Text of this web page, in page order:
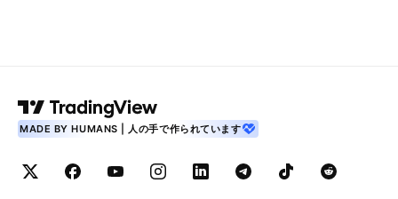
MADE BY HUMANS | 人の手で作られています